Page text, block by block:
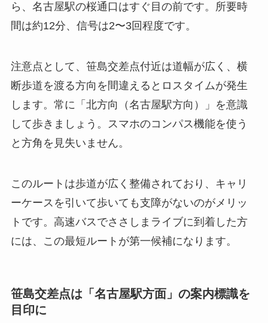
ら、名古屋駅の桜通口はすぐ目の前です。所要時
間は約12分、信号は2〜3回程度です。
注意点として、笹島交差点付近は道幅が広く、横
断歩道を渡る方向を間違えるとロスタイムが発生
します。常に「北方向（名古屋駅方向）」を意識
して歩きましょう。スマホのコンパス機能を使う
と方角を見失いません。
このルートは歩道が広く整備されており、キャリ
ーケースを引いて歩いても支障がないのがメリッ
トです。高速バスでささしまライブに到着した方
には、この最短ルートが第一候補になります。
笹島交差点は「名古屋駅方面」の案内標識を
目印に